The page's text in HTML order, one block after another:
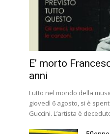
E’ morto
anni
Lutto nel mondo della
giovedì 6 agosto, si è
Guccini. L’artista è